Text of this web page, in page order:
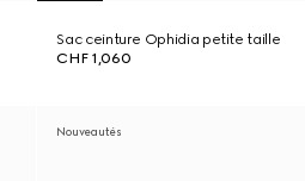
Sac ceinture Ophidia petite taille
CHF 1,060
Nouveautés